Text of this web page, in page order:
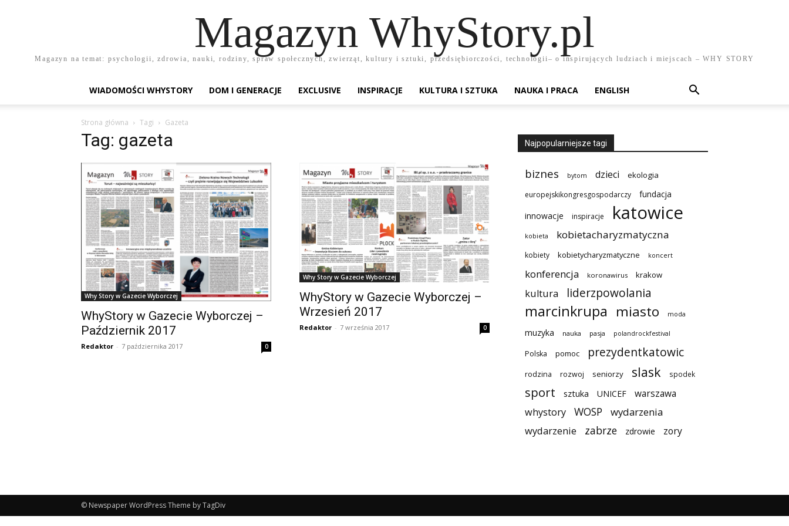
Magazyn WhyStory.pl
Magazyn na temat: psychologii, zdrowia, nauki, rodziny, spraw społecznych, zwierząt, kultury i sztuki, przedsiębiorczości, technologii– o inspirujących ludziach i miejscach – WHY STORY
WIADOMOŚCI WHYSTORY DOM I GENERACJE EXCLUSIVE INSPIRACJE KULTURA I SZTUKA NAUKA I PRACA ENGLISH
Strona główna Tagi Gazeta
Tag: gazeta
Why Story w Gazecie Wyborczej
WhyStory w Gazecie Wyborczej –
Październik 2017
Redaktor - 7 października 2017 0
Why Story w Gazecie Wyborczej
WhyStory w Gazecie Wyborczej –
Wrzesień 2017
Redaktor - 7 września 2017 0
Najpopularniejsze tagi
biznes bytom dzieci ekologia
europejskikongresgospodarczy fundacja
innowacje inspiracje katowice
kobieta kobietacharyzmatyczna
kobiety kobietycharyzmatyczne koncert
konferencja koronawirus krakow
kultura liderzpowolania
marcinkrupa miasto moda
muzyka nauka pasja polandrockfestival
Polska pomoc prezydentkatowic
rodzina rozwoj seniorzy slask spodek
sport sztuka UNICEF
warszawa
whystory
WOSP
wydarzenia
wydarzenie
zabrze zdrowie zory
© Newspaper WordPress Theme by TagDiv